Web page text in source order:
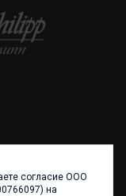
согласие ООО
на